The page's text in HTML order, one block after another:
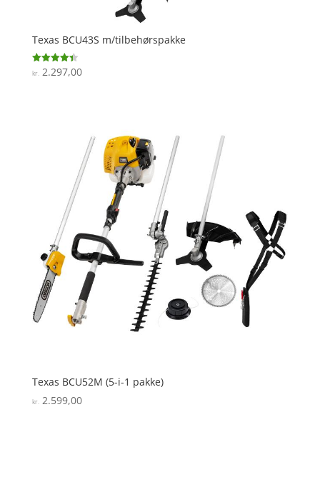
Texas BCU43S m/tilbehørspakke
Vurderet
4.4
kr.2.297,00
Texas BCU52M (5-i-1 pakke)
kr.2.599,00